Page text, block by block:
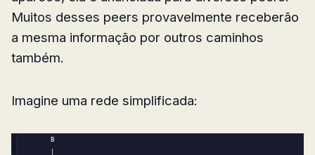
Muitos desses peers provavelmente receberão
a mesma informação por outros caminhos
também.
Imagine uma rede simplificada:
      B